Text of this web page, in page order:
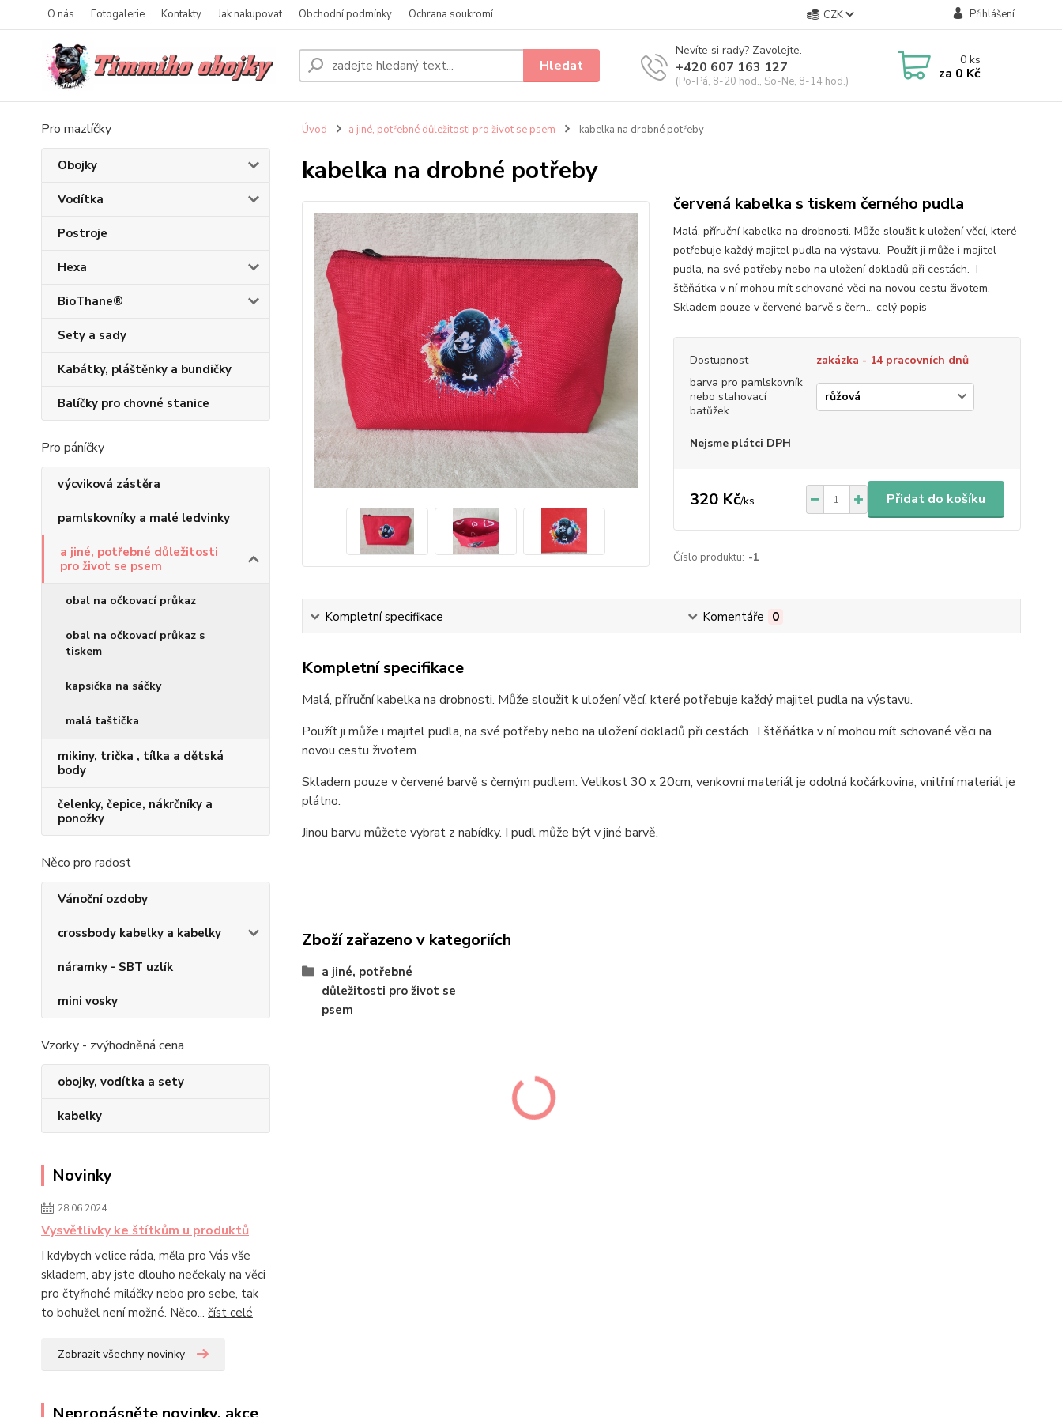
O nás Fotogalerie Kontakty Jak nakupovat Obchodní podmínky Ochrana soukromí CZK Přihlášení
Hledat
Nevíte si rady? Zavolejte.
+420 607 163 127
(Po-Pá, 8-20 hod., So-Ne, 8-14 hod.)
0ks
za 0 Kč
Pro mazlíčky
Obojky
Vodítka
Postroje
Hexa
BioThane®
Sety a sady
Kabátky, pláštěnky a bundičky
Balíčky pro chovné stanice
Pro páníčky
výcviková zástěra
pamlskovníky a malé ledvinky
a jiné, potřebné důležitosti
pro život se psem
obal na očkovací průkaz
obal na očkovací průkaz s
tiskem
kapsička na sáčky
malá taštička
mikiny, trička , tílka a dětská
body
čelenky, čepice, nákrčníky a
ponožky
Něco pro radost
Vánoční ozdoby
crossbody kabelky a kabelky
náramky - SBT uzlík
mini vosky
Vzorky - zvýhodněná cena
obojky, vodítka a sety
kabelky
Novinky
28.06.2024
Vysvětlivky ke štítkům u produktů
I kdybych velice ráda, měla pro Vás vše
skladem, aby jste dlouho nečekaly na věci
pro čtyřnohé miláčky nebo pro sebe, tak
to bohužel není možné. Něco... číst celé
Zobrazit všechny novinky
Úvod a jiné, potřebné důležitosti pro život se psem kabelka na drobné potřeby
kabelka na drobné potřeby
červená kabelka s tiskem černého pudla
Malá, příruční kabelka na drobnosti. Může sloužit k uložení věcí, které
potřebuje každý majitel pudla na výstavu. Použít ji může i majitel
pudla, na své potřeby nebo na uložení dokladů při cestách. I
štěňátka v ní mohou mít schované věci na novou cestu životem.
Skladem pouze v červené barvě s čern... celý popis
Dostupnost
zakázka - 14 pracovních dnů
barva pro pamlskovník
nebo stahovací
batůžek
Nejsme plátci DPH
320 Kč/ks Přidat do košíku
Číslo produktu: -1
Kompletní specifikace Komentáře 0
Kompletní specifikace
Malá, příruční kabelka na drobnosti. Může sloužit k uložení věcí, které potřebuje každý majitel pudla na výstavu.
Použít ji může i majitel pudla, na své potřeby nebo na uložení dokladů při cestách. I štěňátka v ní mohou mít schované věci na
novou cestu životem.
Skladem pouze v červené barvě s černým pudlem. Velikost 30 x 20cm, venkovní materiál je odolná kočárkovina, vnitřní materiál je
plátno.
Jinou barvu můžete vybrat z nabídky. I pudl může být v jiné barvě.
Zboží zařazeno v kategoriích
a jiné, potřebné
důležitosti pro život se
psem